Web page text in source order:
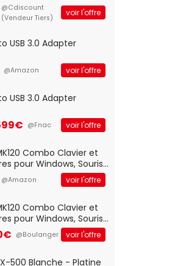
@Cdiscount
(Vendeur Tiers)
voir l'offre
USB 3.0 Adapter
@Amazon voir l'offre
USB 3.0 Adapter
@Fnac voir l'offre
Combo Clavier et
pour Windows, Souris
Connexion USB Plug
Taille
- Noir
@Amazon voir l'offre
Combo Clavier et
pour Windows, Souris
Connexion USB Plug
Taille
- Noir
@Boulanger voir l'offre
500 Blanche - Platine